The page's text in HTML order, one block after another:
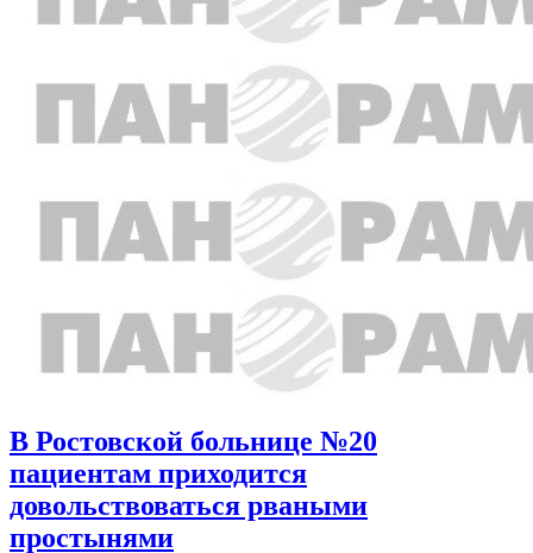
В Ростовской больнице №20
пациентам приходится
довольствоваться рваными
простынями